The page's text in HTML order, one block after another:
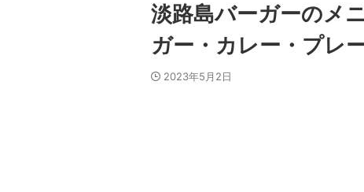
淡路島バーガーのメ
ガー・カレー・プレ
2023年5月2日